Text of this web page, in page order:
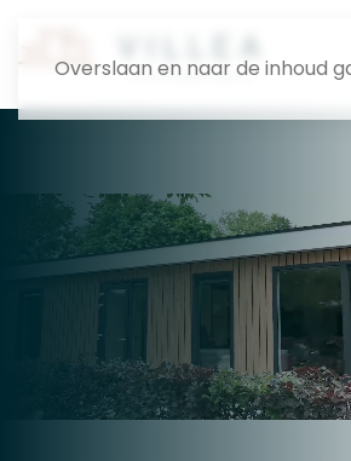
Overslaan en naar de inhoud